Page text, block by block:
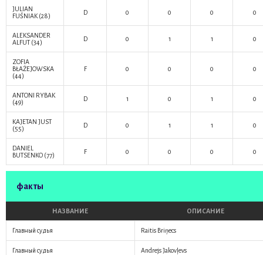
JULIAN
FUŚNIAK (28) D 0 0 0 0
ALEKSANDER
ALFUT (34) D 0 1 1 0
ZOFIA
BŁAŻEJOWSKA
(44)
F 0 0 0 0
ANTONI RYBAK
(49)
D 1 0 1 0
KAJETAN JUST
(55)
D 0 1 1 0
DANIEL
BUTSENKO (77) F 0 0 0 0
факты
НАЗВАНИЕ ОПИСАНИЕ
Главный судья Raitis Briņecs
Главный судья Andrejs Jakovļevs